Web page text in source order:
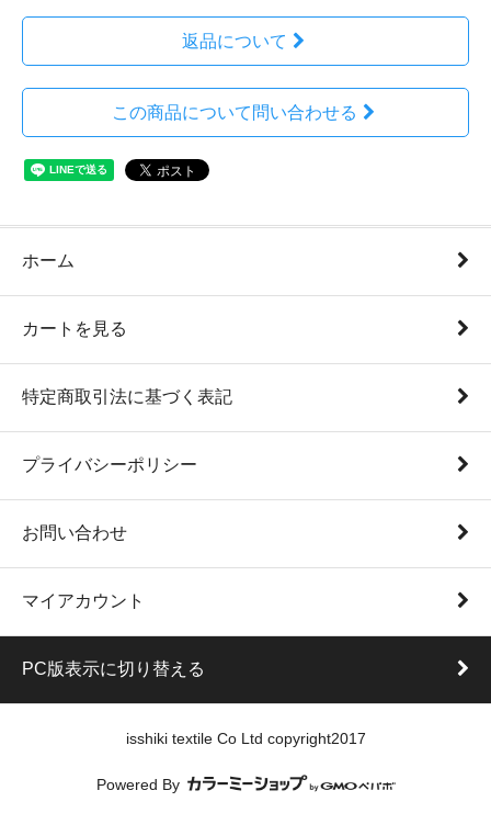
返品について
この商品について問い合わせる
ホーム
カートを見る
特定商取引法に基づく表記
プライバシーポリシー
お問い合わせ
マイアカウント
PC版表示に切り替える
isshiki textile Co Ltd copyright2017
Powered By